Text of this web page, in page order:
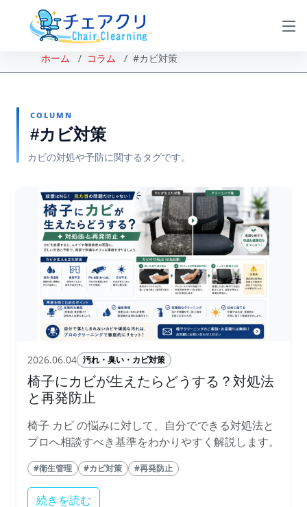
ホーム コラム #カビ対策
COLUMN
#カビ対策
カビの対処や予防に関するタグです。
2026.06.04 汚れ・臭い・カビ対策
椅子にカビが生えたらどうする？対処法
と再発防止
椅子 カビ の悩みに対して、自分でできる対処法と
プロへ相談すべき基準をわかりやすく解説します。
#衛生管理 #カビ対策 #再発防止
続きを読む